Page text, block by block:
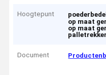
Hoogtepunt
op maat
op maat
Document